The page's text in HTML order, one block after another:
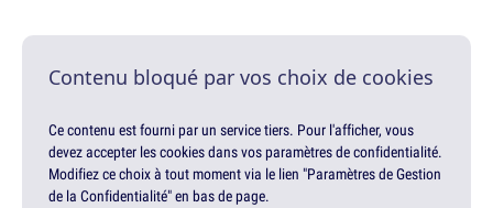
Contenu bloqué par vos choix de cookies
Ce contenu est fourni par un service tiers. Pour l'afficher, vous
devez accepter les cookies dans vos paramètres de confidentialité.
Modifiez ce choix à tout moment via le lien "Paramètres de Gestion
de la Confidentialité" en bas de page.